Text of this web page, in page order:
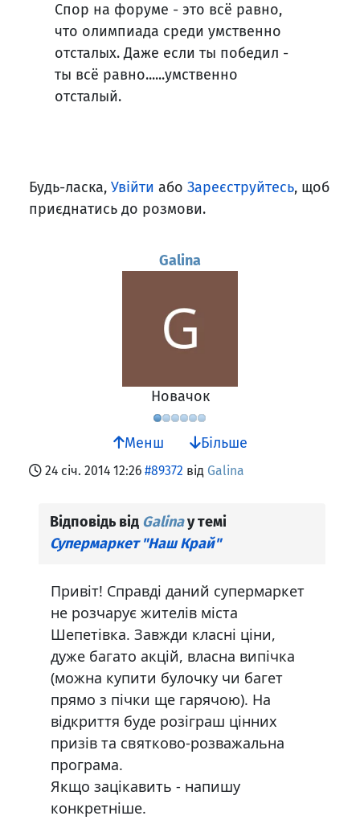
Спор на форуме - это всё равно,
что олимпиада среди умственно
отсталых. Даже если ты победил -
ты всё равно......умственно
отсталый.
Будь-ласка, Увійти або Зареєструйтесь, щоб
приєднатись до розмови.
Galina
Новачок
Менш Більше
24 січ. 2014 12:26 #89372 від Galina
Відповідь від Galinaу темі
Супермаркет "Наш Край"
Привіт! Справді даний супермаркет
не розчарує жителів міста
Шепетівка. Завжди класні ціни,
дуже багато акцій, власна випічка
(можна купити булочку чи багет
прямо з пічки ще гарячою). На
відкриття буде розіграш цінних
призів та святково-розважальна
програма.
Якщо зацікавить - напишу
конкретніше.